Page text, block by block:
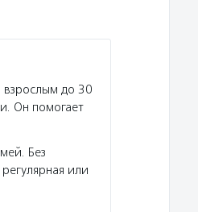
до 30
Он помогает
Без
или